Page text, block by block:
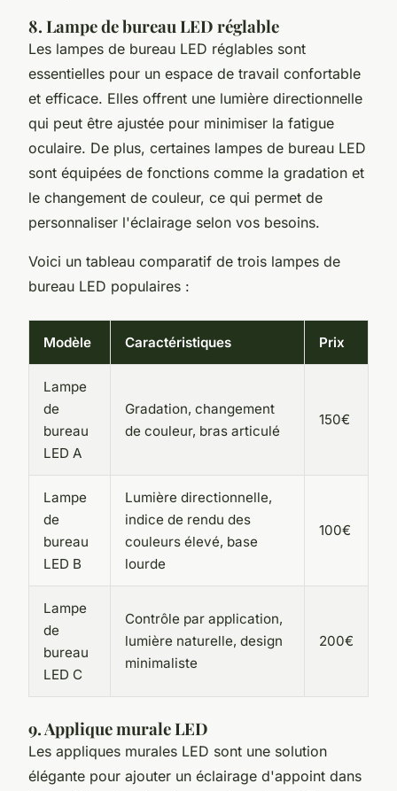
8. Lampe de bureau LED réglable
Les lampes de bureau LED réglables sont
essentielles pour un espace de travail confortable
et efficace. Elles offrent une lumière directionnelle
qui peut être ajustée pour minimiser la fatigue
oculaire. De plus, certaines lampes de bureau LED
sont équipées de fonctions comme la gradation et
le changement de couleur, ce qui permet de
personnaliser l'éclairage selon vos besoins.
Voici un tableau comparatif de trois lampes de
bureau LED populaires :
Modèle Caractéristiques Prix
Lampe
de
bureau
LED A
Gradation, changement
de couleur, bras articulé
150€
Lampe
de
bureau
LED B
Lumière directionnelle,
indice de rendu des
couleurs élevé, base
lourde
100€
Lampe
de
bureau
LED C
Contrôle par application,
lumière naturelle, design
minimaliste
200€
9. Applique murale LED
Les appliques murales LED sont une solution
élégante pour ajouter un éclairage d'appoint dans